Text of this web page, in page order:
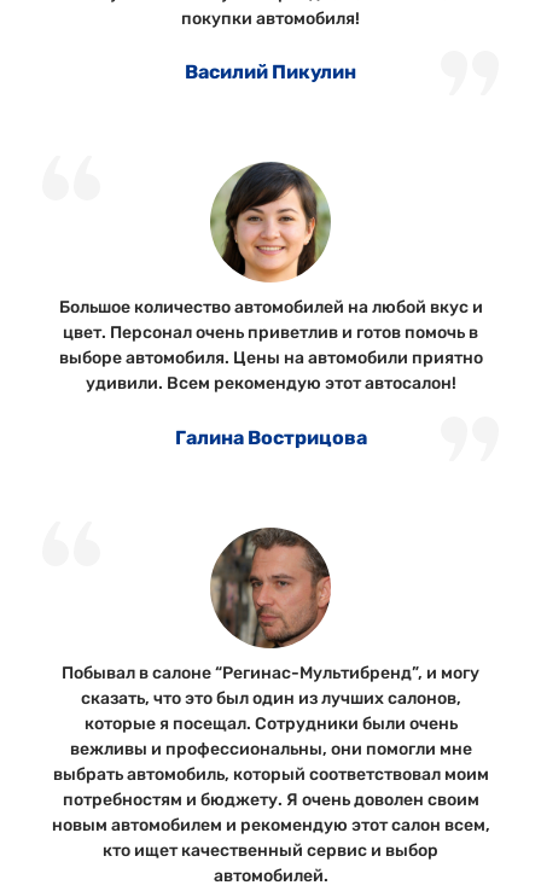
покупки автомобиля!
Василий Пикулин
Большое количество автомобилей на любой вкус и
цвет. Персонал очень приветлив и готов помочь в
выборе автомобиля. Цены на автомобили приятно
удивили. Всем рекомендую этот автосалон!
Галина Вострицова
Побывал в салоне “Регинас-Мультибренд”, и могу
сказать, что это был один из лучших салонов,
которые я посещал. Сотрудники были очень
вежливы и профессиональны, они помогли мне
выбрать автомобиль, который соответствовал моим
потребностям и бюджету. Я очень доволен своим
новым автомобилем и рекомендую этот салон всем,
кто ищет качественный сервис и выбор
автомобилей.